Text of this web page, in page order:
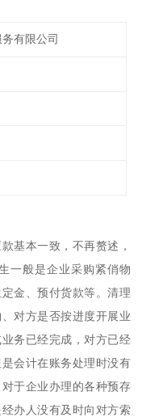
有限公司
基本一致，不再赘述，
一般是企业采购紧俏物
金、预付货款等。清理
对方是否按进度开展业
务已经完成，对方已经
会计在账务处理时没有
于企业办理的各种预存
办人没有及时向对方索